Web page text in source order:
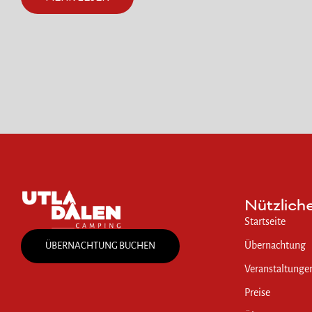
ÜBERNACHTUNG BUCHEN
Startseite
Übernachtung
Preise